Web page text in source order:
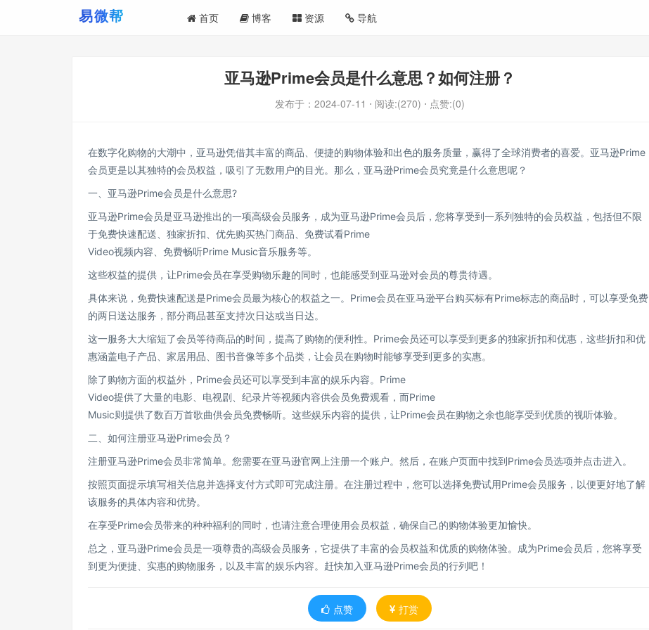
首页 博客 资源 导航
亚马逊Prime会员是什么意思？如何注册？
发布于： 2024-07-11 ⋅ 阅读:(270) ⋅ 点赞:(0)
在数字化购物的大潮中，亚马逊凭借其丰富的商品、便捷的购物体验和出色的服务质量，赢得了全球消费者的喜爱。亚马逊Prime
会员更是以其独特的会员权益，吸引了无数用户的目光。那么，亚马逊Prime会员究竟是什么意思呢？
一、亚马逊Prime会员是什么意思?
亚马逊Prime会员是亚马逊推出的一项高级会员服务，成为亚马逊Prime会员后，您将享受到一系列独特的会员权益，包括但不限
于免费快速配送、独家折扣、优先购买热门商品、免费试看Prime
Video视频内容、免费畅听Prime Music音乐服务等。
这些权益的提供，让Prime会员在享受购物乐趣的同时，也能感受到亚马逊对会员的尊贵待遇。
具体来说，免费快速配送是Prime会员最为核心的权益之一。Prime会员在亚马逊平台购买标有Prime标志的商品时，可以享受免费
的两日送达服务，部分商品甚至支持次日达或当日达。
这一服务大大缩短了会员等待商品的时间，提高了购物的便利性。Prime会员还可以享受到更多的独家折扣和优惠，这些折扣和优
惠涵盖电子产品、家居用品、图书音像等多个品类，让会员在购物时能够享受到更多的实惠。
除了购物方面的权益外，Prime会员还可以享受到丰富的娱乐内容。Prime
Video提供了大量的电影、电视剧、纪录片等视频内容供会员免费观看，而Prime
Music则提供了数百万首歌曲供会员免费畅听。这些娱乐内容的提供，让Prime会员在购物之余也能享受到优质的视听体验。
二、如何注册亚马逊Prime会员？
注册亚马逊Prime会员非常简单。您需要在亚马逊官网上注册一个账户。然后，在账户页面中找到Prime会员选项并点击进入。
按照页面提示填写相关信息并选择支付方式即可完成注册。在注册过程中，您可以选择免费试用Prime会员服务，以便更好地了解
该服务的具体内容和优势。
在享受Prime会员带来的种种福利的同时，也请注意合理使用会员权益，确保自己的购物体验更加愉快。
总之，亚马逊Prime会员是一项尊贵的高级会员服务，它提供了丰富的会员权益和优质的购物体验。成为Prime会员后，您将享受
到更为便捷、实惠的购物服务，以及丰富的娱乐内容。赶快加入亚马逊Prime会员的行列吧！
点赞 打赏